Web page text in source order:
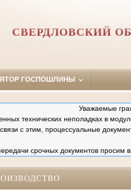
СВЕРДЛОВСКИЙ
ГОСПОШЛИНЫ
Уважаемые
технических неполадках в
с этим, процессуальные
срочных документов просим